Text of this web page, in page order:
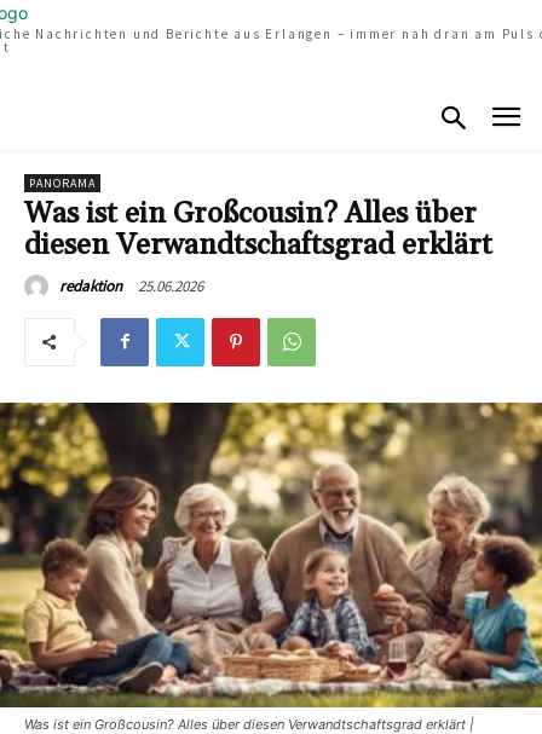
Nachrichten und Berichte aus Erlangen – immer nah dran am Puls
PANORAMA
Was ist ein Großcousin? Alles über
diesen Verwandtschaftsgrad erklärt
redaktion 25.06.2026
Was ist ein Großcousin? Alles über diesen Verwandtschaftsgrad erklärt |